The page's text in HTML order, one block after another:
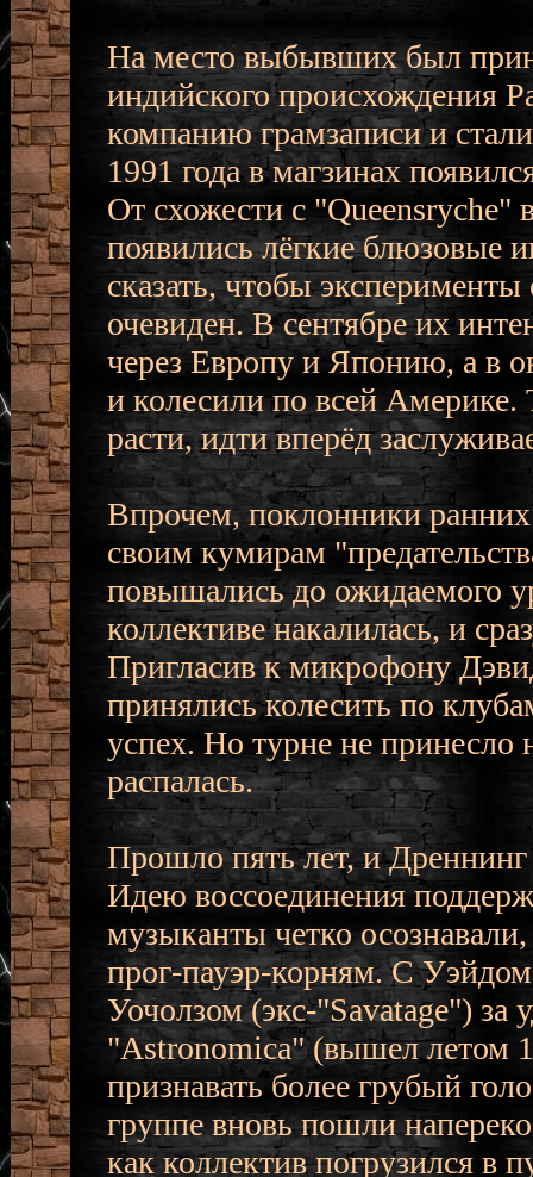
На место выбывших был
индийского происхождения
компанию грамзаписи и
1991 года в магзинах
От схожести с "Queensryche"
появились лёгкие блюзовые
сказать, чтобы
очевиден. В сентябре их
через Европу и Японию, а в
и колесили по всей Америке.
расти, идти вперёд
Впрочем, поклонники
своим кумирам
повышались до ожидаемого
коллективе накалилась, и
Пригласив к микрофону
принялись колесить по
успех. Но турне не принесло
распалась.
Прошло пять лет, и
Идею воссоединения
музыканты четко
прог-пауэр-корням. С
Уочолзом (экс-"Savatage") за
"Astronomica" (вышел летом
признавать более грубый
группе вновь пошли
как коллектив погрузился в